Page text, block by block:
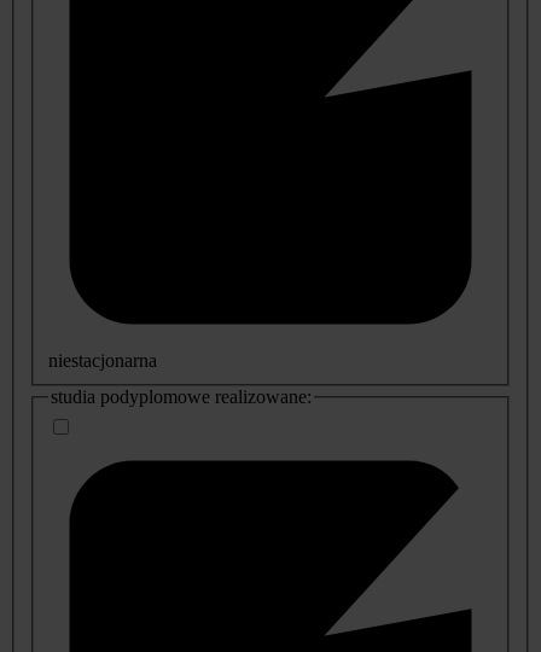
niestacjonarna
studia podyplomowe realizowane: